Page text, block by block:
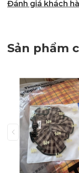
Đánh giá khách
Sản phẩm